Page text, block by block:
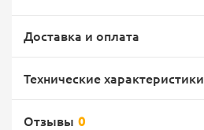
Доставка и оплата
Технические характеристики
Отзывы 0